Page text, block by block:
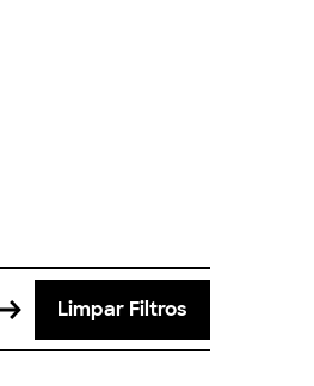
Limpar Filtros